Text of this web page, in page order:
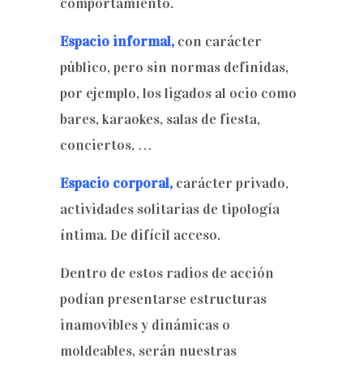
Espacio informal, con carácter
público, pero sin normas definidas,
por ejemplo, los ligados al ocio como
bares, karaokes, salas de fiesta,
conciertos, …
Espacio corporal, carácter privado,
actividades solitarias de tipología
íntima. De difícil acceso.
Dentro de estos radios de acción
podían presentarse estructuras
inamovibles y dinámicas o
moldeables, serán nuestras